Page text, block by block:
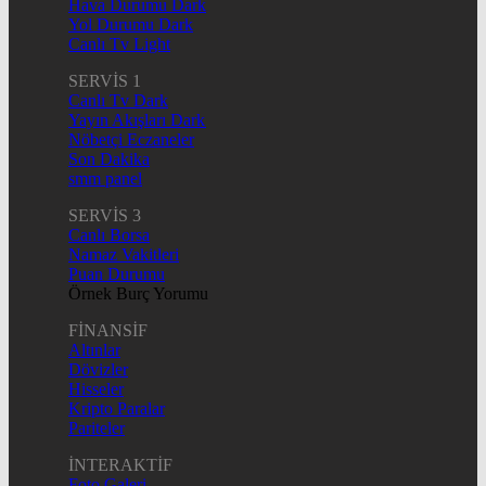
Hava Durumu Dark
Yol Durumu Dark
Canlı Tv Light
SERVİS 1
Canlı Tv Dark
Yayın Akışları Dark
Nöbetçi Eczaneler
Son Dakika
smm panel
SERVİS 3
Canlı Borsa
Namaz Vakitleri
Puan Durumu
Örnek Burç Yorumu
FİNANSİF
Altınlar
Dövizler
Hisseler
Kripto Paralar
Pariteler
İNTERAKTİF